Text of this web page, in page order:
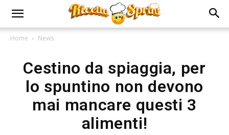
Home News
Cestino da spiaggia, per
lo spuntino non devono
mai mancare questi 3
alimenti!